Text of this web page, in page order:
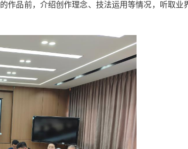
作品前，介绍创作理念、技法运用等情况，听取业